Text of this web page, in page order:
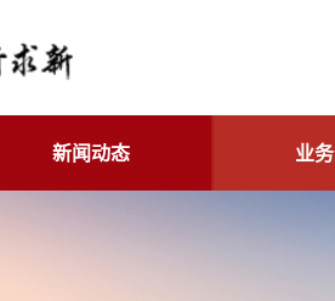
新闻动态 业